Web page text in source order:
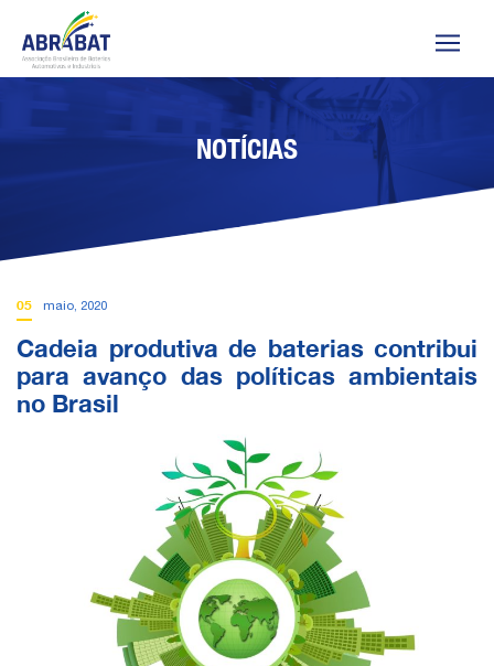
NOTÍCIAS
05 maio, 2020
Cadeia produtiva de baterias contribui
para avanço das políticas ambientais
no Brasil